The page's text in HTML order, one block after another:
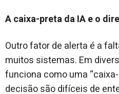
A caixa-preta da IA e o
Outro fator de alerta é a
muitos sistemas. Em
funciona como uma
decisão são difíceis de